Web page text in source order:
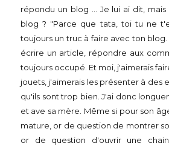
répondu un blog ... Je lui ai dit,
blog ? "Parce que tata, toi tu ne
toujours un truc à faire avec ton
écrire un article, répondre aux
toujours occupé. Et moi, j'aimerais
jouets, j'aimerais les présenter à des
qu'ils sont trop bien. J'ai donc
et ave sa mère. Même si pour son
mature, or de question de montrer
or de question d'ouvrir une